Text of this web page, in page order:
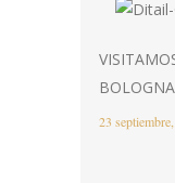
BOLOGNA
23